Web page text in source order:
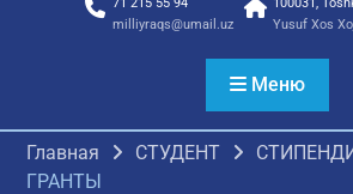
milliyraqs@umail.uz
Yusuf Xos
Меню
Главная СТУДЕНТ
ГРАНТЫ